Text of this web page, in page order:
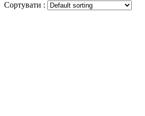
Сортувати :